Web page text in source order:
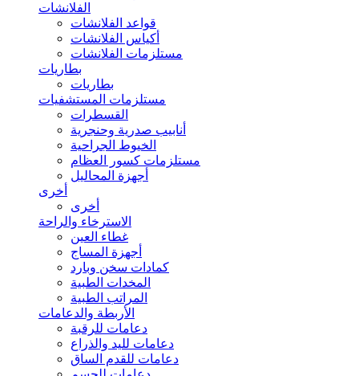
الفلانشات
قواعد الفلانشات
أكياس الفلانشات
مستلزمات الفلانشات
بطاريات
بطاريات
مستلزمات المستشفيات
القسطرات
أنابيب صدرية وحنجرية
الخيوط الجراحية
مستلزمات كسور العظام
أجهزة المحاليل
أخرى
أخرى
الاسترخاء والراحة
غطاء العين
أجهزة المساج
كمادات سخن وبارد
المخدات الطبية
المراتب الطبية
الأربطة والدعامات
دعامات للرقبة
دعامات لليد والذراع
دعامات للقدم الساق